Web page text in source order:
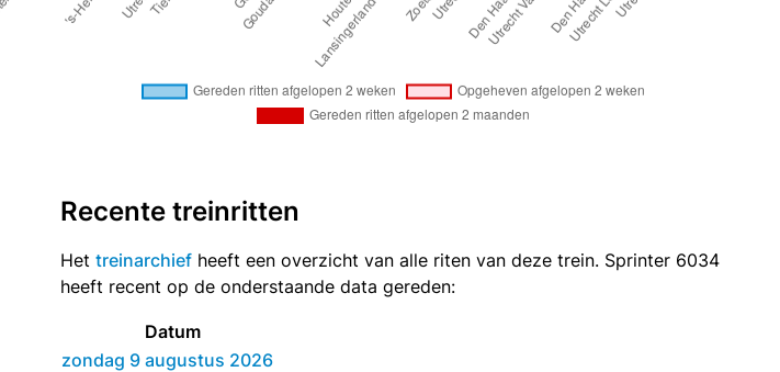
Recente treinritten
Het treinarchief heeft een overzicht van alle riten van deze trein. Sprinter 6034
heeft recent op de onderstaande data gereden:
Datum
zondag 9 augustus 2026